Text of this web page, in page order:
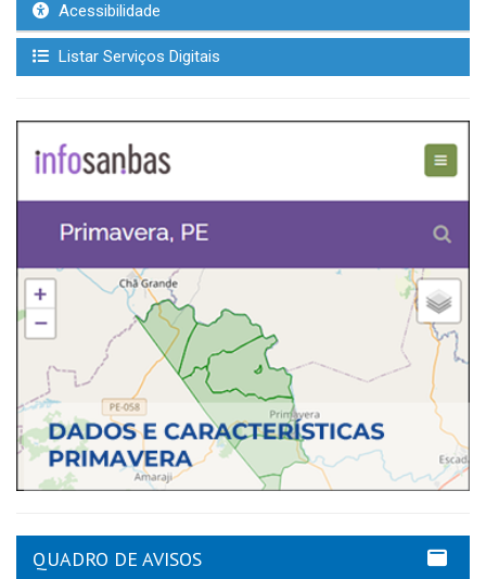
Acessibilidade
Listar Serviços Digitais
QUADRO DE AVISOS